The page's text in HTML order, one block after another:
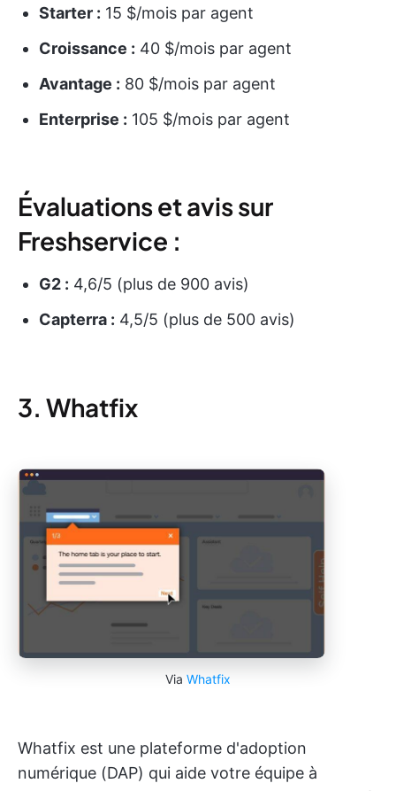
Starter : 15 $/mois par agent
Croissance : 40 $/mois par agent
Avantage : 80 $/mois par agent
Enterprise : 105 $/mois par agent
Évaluations et avis sur
Freshservice :
G2 : 4,6/5 (plus de 900 avis)
Capterra : 4,5/5 (plus de 500 avis)
3. Whatfix
Via Whatfix
Whatfix est une plateforme d'adoption
numérique (DAP) qui aide votre équipe à